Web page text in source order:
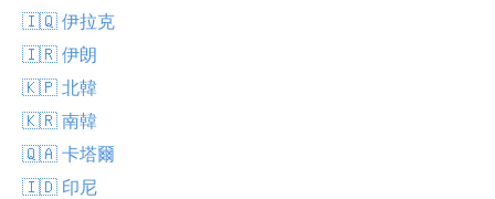
🇮🇶 伊拉克
🇮🇷 伊朗
🇰🇵 北韓
🇰🇷 南韓
🇶🇦 卡塔爾
🇮🇩 印尼